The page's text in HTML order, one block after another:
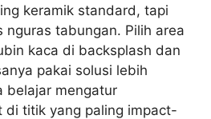
keramik standard, tapi
nguras tabungan. Pilih area
kaca di backsplash dan
pakai solusi lebih
belajar mengatur
di titik yang paling impact-